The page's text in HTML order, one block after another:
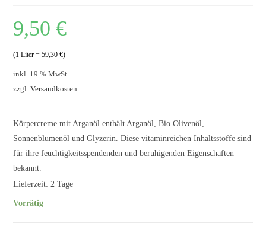
9,50€
(1 Liter = 59,30 €)
inkl. 19 % MwSt.
zzgl.Versandkosten
Körpercreme mit Arganöl enthält Arganöl, Bio Olivenöl,
Sonnenblumenöl und Glyzerin. Diese vitaminreichen Inhaltsstoffe sind
für ihre feuchtigkeitsspendenden und beruhigenden Eigenschaften
bekannt.
Lieferzeit:2 Tage
Vorrätig